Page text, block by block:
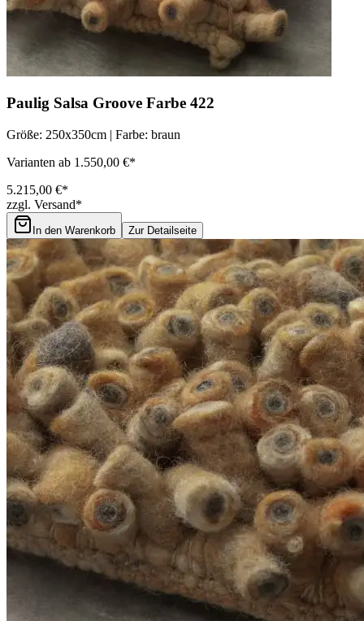
Paulig Salsa Groove Farbe 422
Größe: 250x350cm | Farbe: braun
Varianten ab 1.550,00 €*
5.215,00 €*
zzgl. Versand*
In den Warenkorb Zur Detailseite